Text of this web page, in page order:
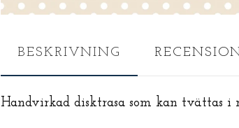
BESKRIVNING
Handvirkad disktrasa som kan tvättas